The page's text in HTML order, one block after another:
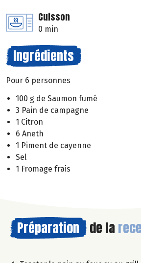
Cuisson
0 min
Ingrédients
Pour 6 personnes
100 g de Saumon fumé
3 Pain de campagne
1 Citron
6 Aneth
1 Piment de cayenne
Sel
1 Fromage frais
Préparation de la